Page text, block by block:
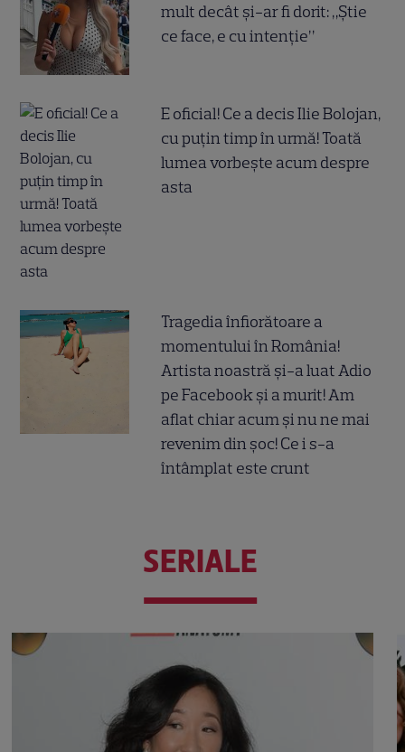
mult decât și-ar fi dorit: „Știe
ce face, e cu intenție”
E oficial! Ce a decis Ilie Bolojan,
cu puțin timp în urmă! Toată
lumea vorbește acum despre
asta
Tragedia înfiorătoare a
momentului în România!
Artista noastră și-a luat Adio
pe Facebook și a murit! Am
aflat chiar acum și nu ne mai
revenim din șoc! Ce i s-a
întâmplat este crunt
SERIALE